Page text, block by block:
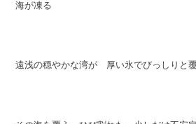
海が凍る
遠浅の穏やかな湾が 厚い氷でびっしりと